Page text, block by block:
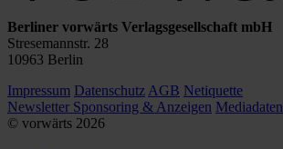
Berliner vorwärts Verlagsgesellschaft mbH
Stresemannstr. 28
10963 Berlin
Impressum Datenschutz AGB Netiquette
Newsletter Sponsoring & Anzeigen Mediadaten
© vorwärts 2026